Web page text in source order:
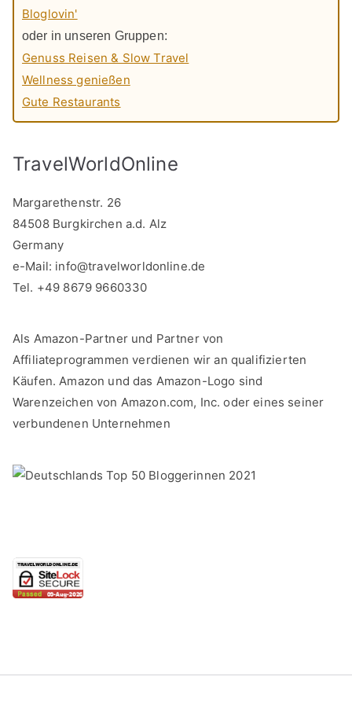
Bloglovin'
oder in unseren Gruppen:
Genuss Reisen & Slow Travel
Wellness genießen
Gute Restaurants
TravelWorldOnline
Margarethenstr. 26
84508 Burgkirchen a.d. Alz
Germany
e-Mail: info@travelworldonline.de
Tel. +49 8679 9660330
Als Amazon-Partner und Partner von
Affiliateprogrammen verdienen wir an qualifizierten
Käufen. Amazon und das Amazon-Logo sind
Warenzeichen von Amazon.com, Inc. oder eines seiner
verbundenen Unternehmen